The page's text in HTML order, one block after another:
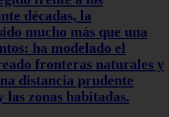
décadas, la
mucho más que una
ha modelado el
fronteras naturales y
distancia prudente
las zonas habitadas.